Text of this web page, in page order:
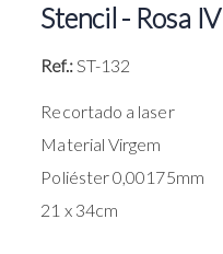
Stencil - Rosa IV
Ref.:ST-132
Recortado a laser
Material Virgem
Poliéster 0,00175mm
21 x 34cm